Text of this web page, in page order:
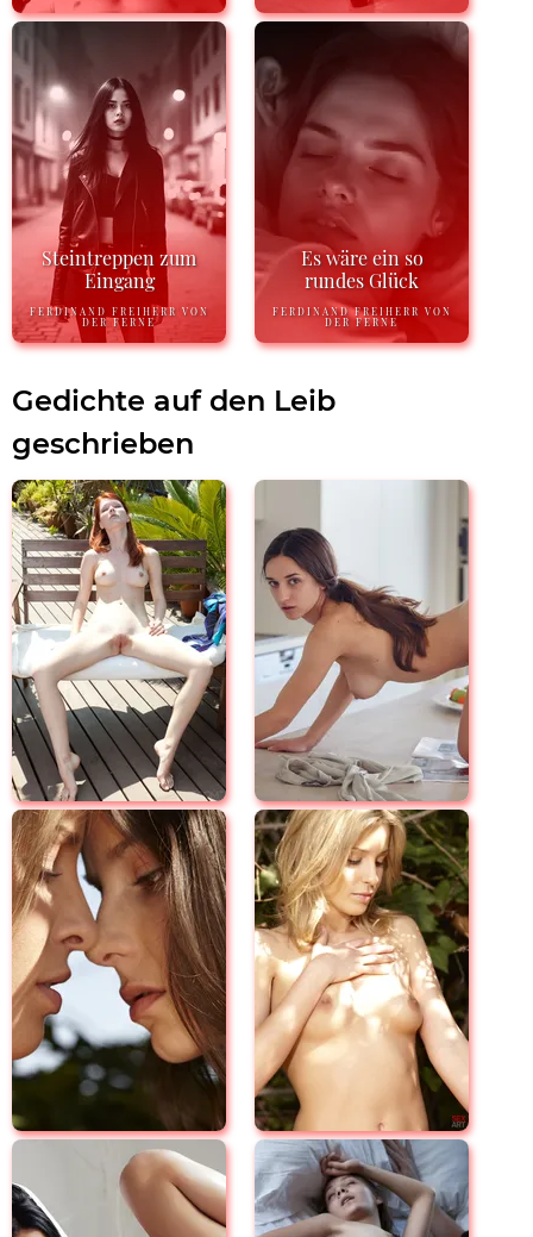
Steintreppen zum
Eingang
FERDINAND FREIHERR VON
DER FERNE
Es wäre ein so
rundes Glück
FERDINAND FREIHERR VON
DER FERNE
Gedichte auf den Leib
geschrieben